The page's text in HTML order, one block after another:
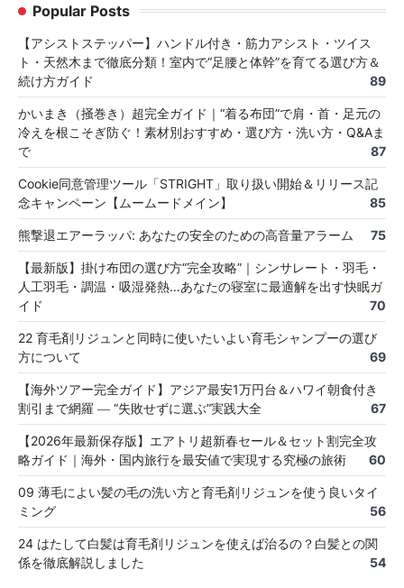
Popular Posts
【アシストステッパー】ハンドル付き・筋力アシスト・ツイス
ト・天然木まで徹底分類！室内で“足腰と体幹”を育てる選び方＆
続け方ガイド
89
かいまき（掻巻き）超完全ガイド｜“着る布団”で肩・首・足元の
冷えを根こそぎ防ぐ！素材別おすすめ・選び方・洗い方・Q&Aま
で
87
Cookie同意管理ツール「STRIGHT」取り扱い開始＆リリース記
念キャンペーン【ムームードメイン】
85
熊撃退エアーラッパ: あなたの安全のための高音量アラーム 75
【最新版】掛け布団の選び方“完全攻略”｜シンサレート・羽毛・
人工羽毛・調温・吸湿発熱…あなたの寝室に最適解を出す快眠ガ
イド
70
22 育毛剤リジュンと同時に使いたいよい育毛シャンプーの選び
方について
69
【海外ツアー完全ガイド】アジア最安1万円台＆ハワイ朝食付き
割引まで網羅 ― “失敗せずに選ぶ”実践大全
67
【2026年最新保存版】エアトリ超新春セール＆セット割完全攻
略ガイド｜海外・国内旅行を最安値で実現する究極の旅術
60
09 薄毛によい髪の毛の洗い方と育毛剤リジュンを使う良いタイ
ミング
56
24 はたして白髪は育毛剤リジュンを使えば治るの？白髪との関
係を徹底解説しました
54